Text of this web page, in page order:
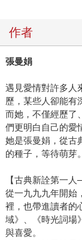
作者
張曼娟
遇見愛情對許多人
歷，某些人卻能有
而她，不僅經歷了
們更明白自己的愛
她是張曼娟，從古
的種子，等待萌芽。
【古典新詮第一人
從一九九九年開始
裡，也帶進讀者的
域》、《時光詞場
與喜愛。